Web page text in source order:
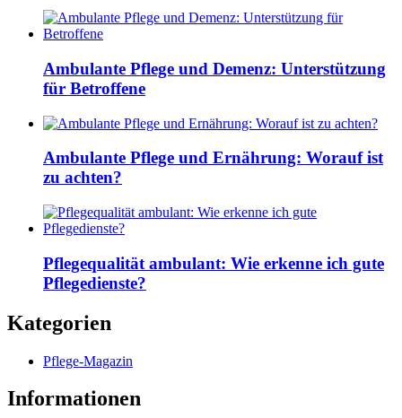
Ambulante Pflege und Demenz: Unterstützung
für Betroffene
Ambulante Pflege und Ernährung: Worauf ist
zu achten?
Pflegequalität ambulant: Wie erkenne ich gute
Pflegedienste?
Kategorien
Pflege-Magazin
Informationen